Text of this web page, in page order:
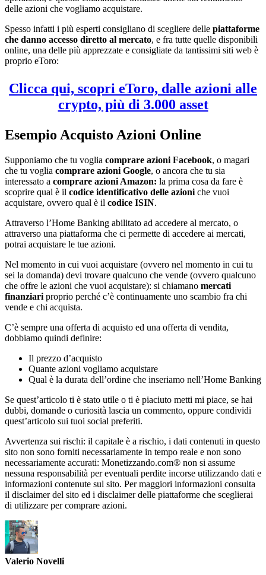
delle azioni che vogliamo acquistare.
Spesso infatti i più esperti consigliano di scegliere delle piattaforme
che danno accesso diretto al mercato, e fra tutte quelle disponibili
online, una delle più apprezzate e consigliate da tantissimi siti web è
proprio eToro:
Clicca qui, scopri eToro, dalle azioni alle
crypto, più di 3.000 asset
Esempio Acquisto Azioni Online
Supponiamo che tu voglia comprare azioni Facebook, o magari
che tu voglia comprare azioni Google, o ancora che tu sia
interessato a comprare azioni Amazon: la prima cosa da fare è
scoprire qual è il codice identificativo delle azioni che vuoi
acquistare, ovvero qual è il codice ISIN.
Attraverso l’Home Banking abilitato ad accedere al mercato, o
attraverso una piattaforma che ci permette di accedere ai mercati,
potrai acquistare le tue azioni.
Nel momento in cui vuoi acquistare (ovvero nel momento in cui tu
sei la domanda) devi trovare qualcuno che vende (ovvero qualcuno
che offre le azioni che vuoi acquistare): si chiamano mercati
finanziari proprio perché c’è continuamente uno scambio fra chi
vende e chi acquista.
C’è sempre una offerta di acquisto ed una offerta di vendita,
dobbiamo quindi definire:
Il prezzo d’acquisto
Quante azioni vogliamo acquistare
Qual è la durata dell’ordine che inseriamo nell’Home Banking
Se quest’articolo ti è stato utile o ti è piaciuto metti mi piace, se hai
dubbi, domande o curiosità lascia un commento, oppure condividi
quest’articolo sui tuoi social preferiti.
Avvertenza sui rischi: il capitale è a rischio, i dati contenuti in questo
sito non sono forniti necessariamente in tempo reale e non sono
necessariamente accurati: Monetizzando.com® non si assume
nessuna responsabilità per eventuali perdite incorse utilizzando dati e
informazioni contenute sul sito. Per maggiori informazioni consulta
il disclaimer del sito ed i disclaimer delle piattaforme che sceglierai
di utilizzare per comprare azioni.
Valerio Novelli